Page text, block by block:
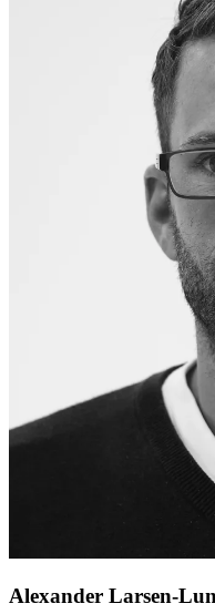
Alexander Larsen-